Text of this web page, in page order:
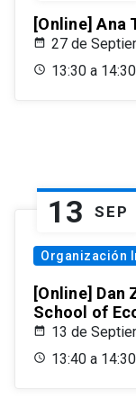
[Online] Ana
27 de
13:30 a 14:30
13 SEP
Organización
[Online] Dan
School of
13 de
13:40 a 14:30